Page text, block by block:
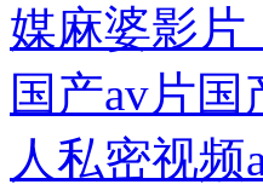
媒麻婆影片
国产av片
人私密视